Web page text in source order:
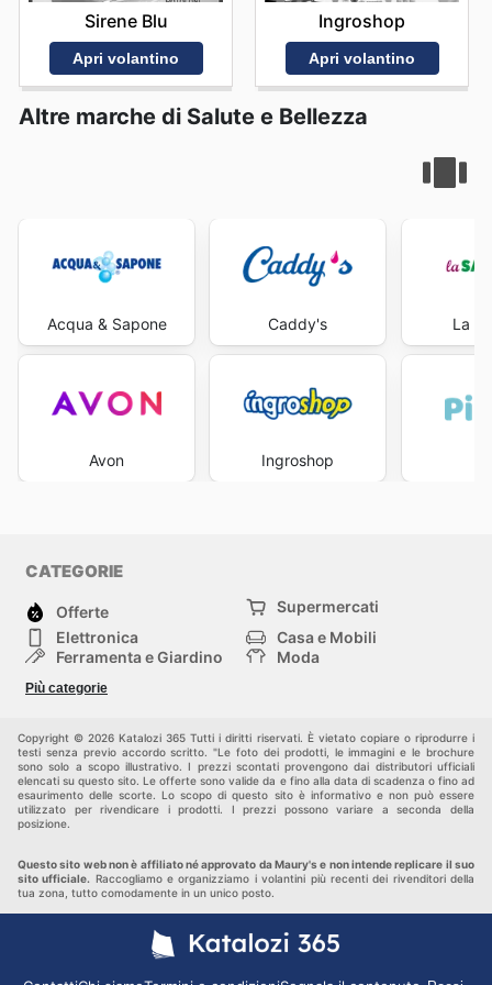
Sirene Blu
Apri volantino
Ingroshop
Apri volantino
Altre marche di Salute e Bellezza
Acqua & Sapone
Avon
Caddy's
Ingroshop
La
CATEGORIE
Offerte
Supermercati
Elettronica
Casa e Mobili
Ferramenta e Giardino
Moda
Bambini e Neonati
Più categorie
Copyright © 2026 Katalozi 365 Tutti i diritti riservati. È vietato copiare o riprodurre i
testi senza previo accordo scritto. "Le foto dei prodotti, le immagini e le brochure
sono solo a scopo illustrativo. I prezzi scontati provengono dai distributori ufficiali
elencati su questo sito. Le offerte sono valide da e fino alla data di scadenza o fino ad
esaurimento delle scorte. Lo scopo di questo sito è informativo e non può essere
utilizzato per rivendicare i prodotti. I prezzi possono variare a seconda della
posizione.
Questo sito web non è affiliato né approvato da Maury's e non intende replicare il suo
sito ufficiale. Raccogliamo e organizziamo i volantini più recenti dei rivenditori della
tua zona, tutto comodamente in un unico posto.